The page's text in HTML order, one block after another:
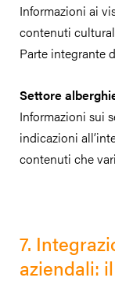
Informazioni ai
contenuti
Parte integrante
Settore
Informazioni sui
indicazioni
contenuti che
7.
aziendali: